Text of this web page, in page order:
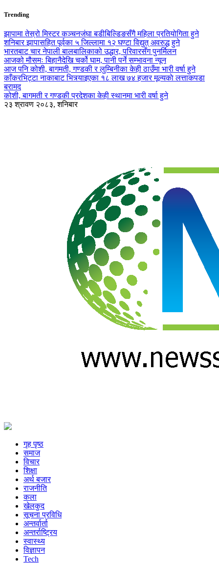
Trending
झापामा तेस्रो मिस्टर कञ्चनजंघा बडीबिल्डिङसँगै महिला प्रतियोगिता हुने
शनिबार झापासहित पूर्वका ५ जिल्लामा १२ घण्टा विद्युत् अवरुद्ध हुने
भारतबाट चार नेपाली बालबालिकाको उद्धार, परिवारसँग पुनर्मिलन
आजको मौसमः बिहानैदेखि चर्को घाम, पानी पर्ने सम्भावना न्यून
आज पनि कोशी, बागमती, गण्डकी र लुम्बिनीका केही ठाउँमा भारी वर्षा हुने
काँकरभिट्टा नाकाबाट भित्र्याइएका १८ लाख ७४ हजार मूल्यकाे लत्ताकपडा
बरामद
कोशी, बागमती र गण्डकी प्रदेशका केही स्थानमा भारी वर्षा हुने
२३ श्रावण २०८३, शनिबार
गृह पृष्ठ
समाज
विचार
शिक्षा
अर्थ बजार
राजनीति
कला
खेलकुद
सूचना प्रविधि
अन्तर्वार्ता
अन्तर्राष्ट्रिय
स्वास्थ्य
विज्ञापन
Tech